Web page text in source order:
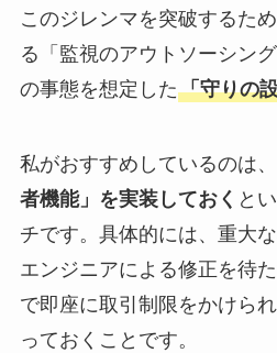
このジレンマを突破するた
る「監視のアウトソーシン
の事態を想定した「守りの
私がおすすめしているのは、
者機能」を実装しておく と
チです。具体的には、重大
エンジニアによる修正を待
で即座に取引制限をかけら
っておくことです。